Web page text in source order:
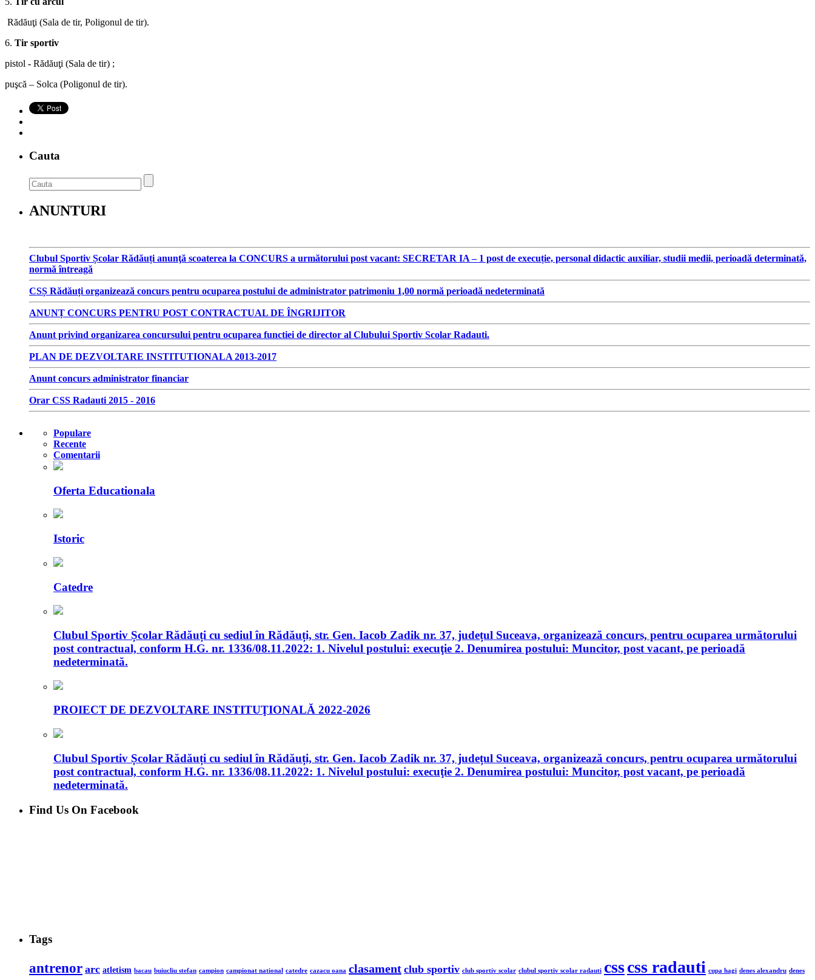
Rădăuţi (Sala de tir, Poligonul de tir).
6. Tir sportiv
pistol - Rădăuţi (Sala de tir) ;
puşcă – Solca (Poligonul de tir).
Cauta
ANUNTURI
Clubul Sportiv Școlar Rădăuți anunţă scoaterea la CONCURS a următorului post vacant: SECRETAR IA – 1 post de execuție, personal didactic auxiliar, studii medii, perioadă determinată,
normă întreagă
CSȘ Rădăuți organizează concurs pentru ocuparea postului de administrator patrimoniu 1,00 normă perioadă nedeterminată
ANUNȚ CONCURS PENTRU POST CONTRACTUAL DE ÎNGRIJITOR
Anunt privind organizarea concursului pentru ocuparea functiei de director al Clubului Sportiv Scolar Radauti.
PLAN DE DEZVOLTARE INSTITUTIONALA 2013-2017
Anunt concurs administrator financiar
Orar CSS Radauti 2015 - 2016
Populare
Recente
Comentarii
Oferta Educationala
Istoric
Catedre
Clubul Sportiv Școlar Rădăuți cu sediul în Rădăuți, str. Gen. Iacob Zadik nr. 37, județul Suceava, organizează concurs, pentru ocuparea următorului
post contractual, conform H.G. nr. 1336/08.11.2022: 1. Nivelul postului: execuţie 2. Denumirea postului: Muncitor, post vacant, pe perioadă
nedeterminată.
PROIECT DE DEZVOLTARE INSTITUŢIONALĂ 2022-2026
Clubul Sportiv Școlar Rădăuți cu sediul în Rădăuți, str. Gen. Iacob Zadik nr. 37, județul Suceava, organizează concurs, pentru ocuparea următorului
post contractual, conform H.G. nr. 1336/08.11.2022: 1. Nivelul postului: execuţie 2. Denumirea postului: Muncitor, post vacant, pe perioadă
nedeterminată.
Find Us On Facebook
Tags
antrenor arc atletism bacau buiucliu stefan campion campionat national catedre cazacu oana clasament club sportiv club sportiv scolar clubul sportiv scolar radauti csscss radauti cupa hagi denes alexandru denes